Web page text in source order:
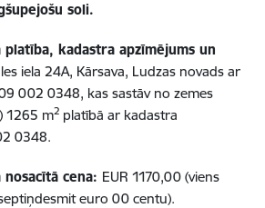
soli.
platība, kadastra apzīmējums un
iela 24A, Kārsava, Ludzas novads ar
002 0348, kas sastāv no zemes
1265 m2 platībā ar kadastra
0348.
cena: EUR 1170,00 (viens
euro 00 centu).